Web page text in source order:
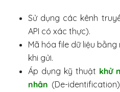
Sử dụng các kênh
API có xác thực).
Mã hóa file dữ liệu
khi gửi.
Áp dụng kỹ thuật khử
nhân (De-